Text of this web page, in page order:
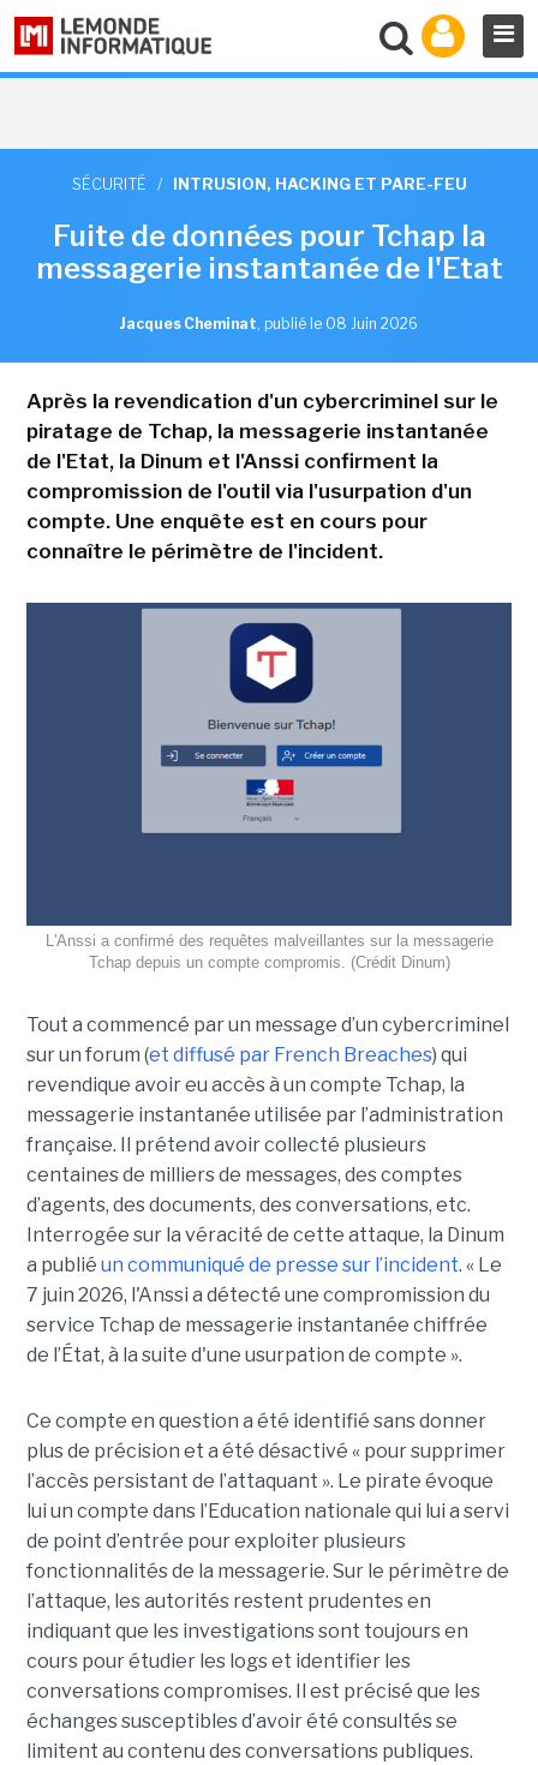
SÉCURITÉ / INTRUSION, HACKING ET PARE-FEU
Fuite de données pour Tchap la
messagerie instantanée de l'Etat
Jacques Cheminat, publié le 08 Juin 2026
Après la revendication d'un cybercriminel sur le
piratage de Tchap, la messagerie instantanée
de l'Etat, la Dinum et l'Anssi confirment la
compromission de l'outil via l'usurpation d'un
compte. Une enquête est en cours pour
connaître le périmètre de l'incident.
L'Anssi a confirmé des requêtes malveillantes sur la messagerie
Tchap depuis un compte compromis. (Crédit Dinum)
Tout a commencé par un message d’un cybercriminel
sur un forum (et diffusé par French Breaches) qui
revendique avoir eu accès à un compte Tchap, la
messagerie instantanée utilisée par l’administration
française. Il prétend avoir collecté plusieurs
centaines de milliers de messages, des comptes
d’agents, des documents, des conversations, etc.
Interrogée sur la véracité de cette attaque, la Dinum
a publié un communiqué de presse sur l’incident. « Le
7 juin 2026, l'Anssi a détecté une compromission du
service Tchap de messagerie instantanée chiffrée
de l’État, à la suite d'une usurpation de compte ».
Ce compte en question a été identifié sans donner
plus de précision et a été désactivé « pour supprimer
l’accès persistant de l’attaquant ». Le pirate évoque
lui un compte dans l’Education nationale qui lui a servi
de point d’entrée pour exploiter plusieurs
fonctionnalités de la messagerie. Sur le périmètre de
l’attaque, les autorités restent prudentes en
indiquant que les investigations sont toujours en
cours pour étudier les logs et identifier les
conversations compromises. Il est précisé que les
échanges susceptibles d’avoir été consultés se
limitent au contenu des conversations publiques.